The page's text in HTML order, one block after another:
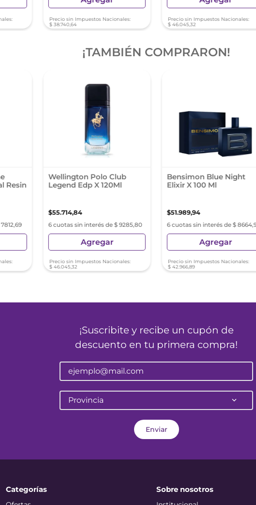
Precio sin Impuestos Nacionales:
$ 38.740,64
Precio sin Impuestos Nacionales:
$ 46.045,32
¡TAMBIÉN COMPRARON!
Resin
Wellington Polo Club
Legend Edp X 120Ml
$55.714,84
6 cuotas sin interés de $ 9285,80
Agregar
Precio sin Impuestos Nacionales:
$ 46.045,32
Bensimon Blue Night
Elixir X 100 Ml
$51.989,94
6 cuotas sin interés de $
Agregar
Precio sin Impuestos Nacionales:
$ 42.966,89
¡Suscribite y recibe un cupón de
descuento en tu primera compra!
Provincia
Enviar
Categorías Sobre nosotros